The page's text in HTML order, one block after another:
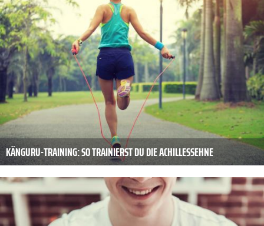
KÄNGURU-TRAINING: SO TRAINIERST DU DIE ACHILLESSEHNE